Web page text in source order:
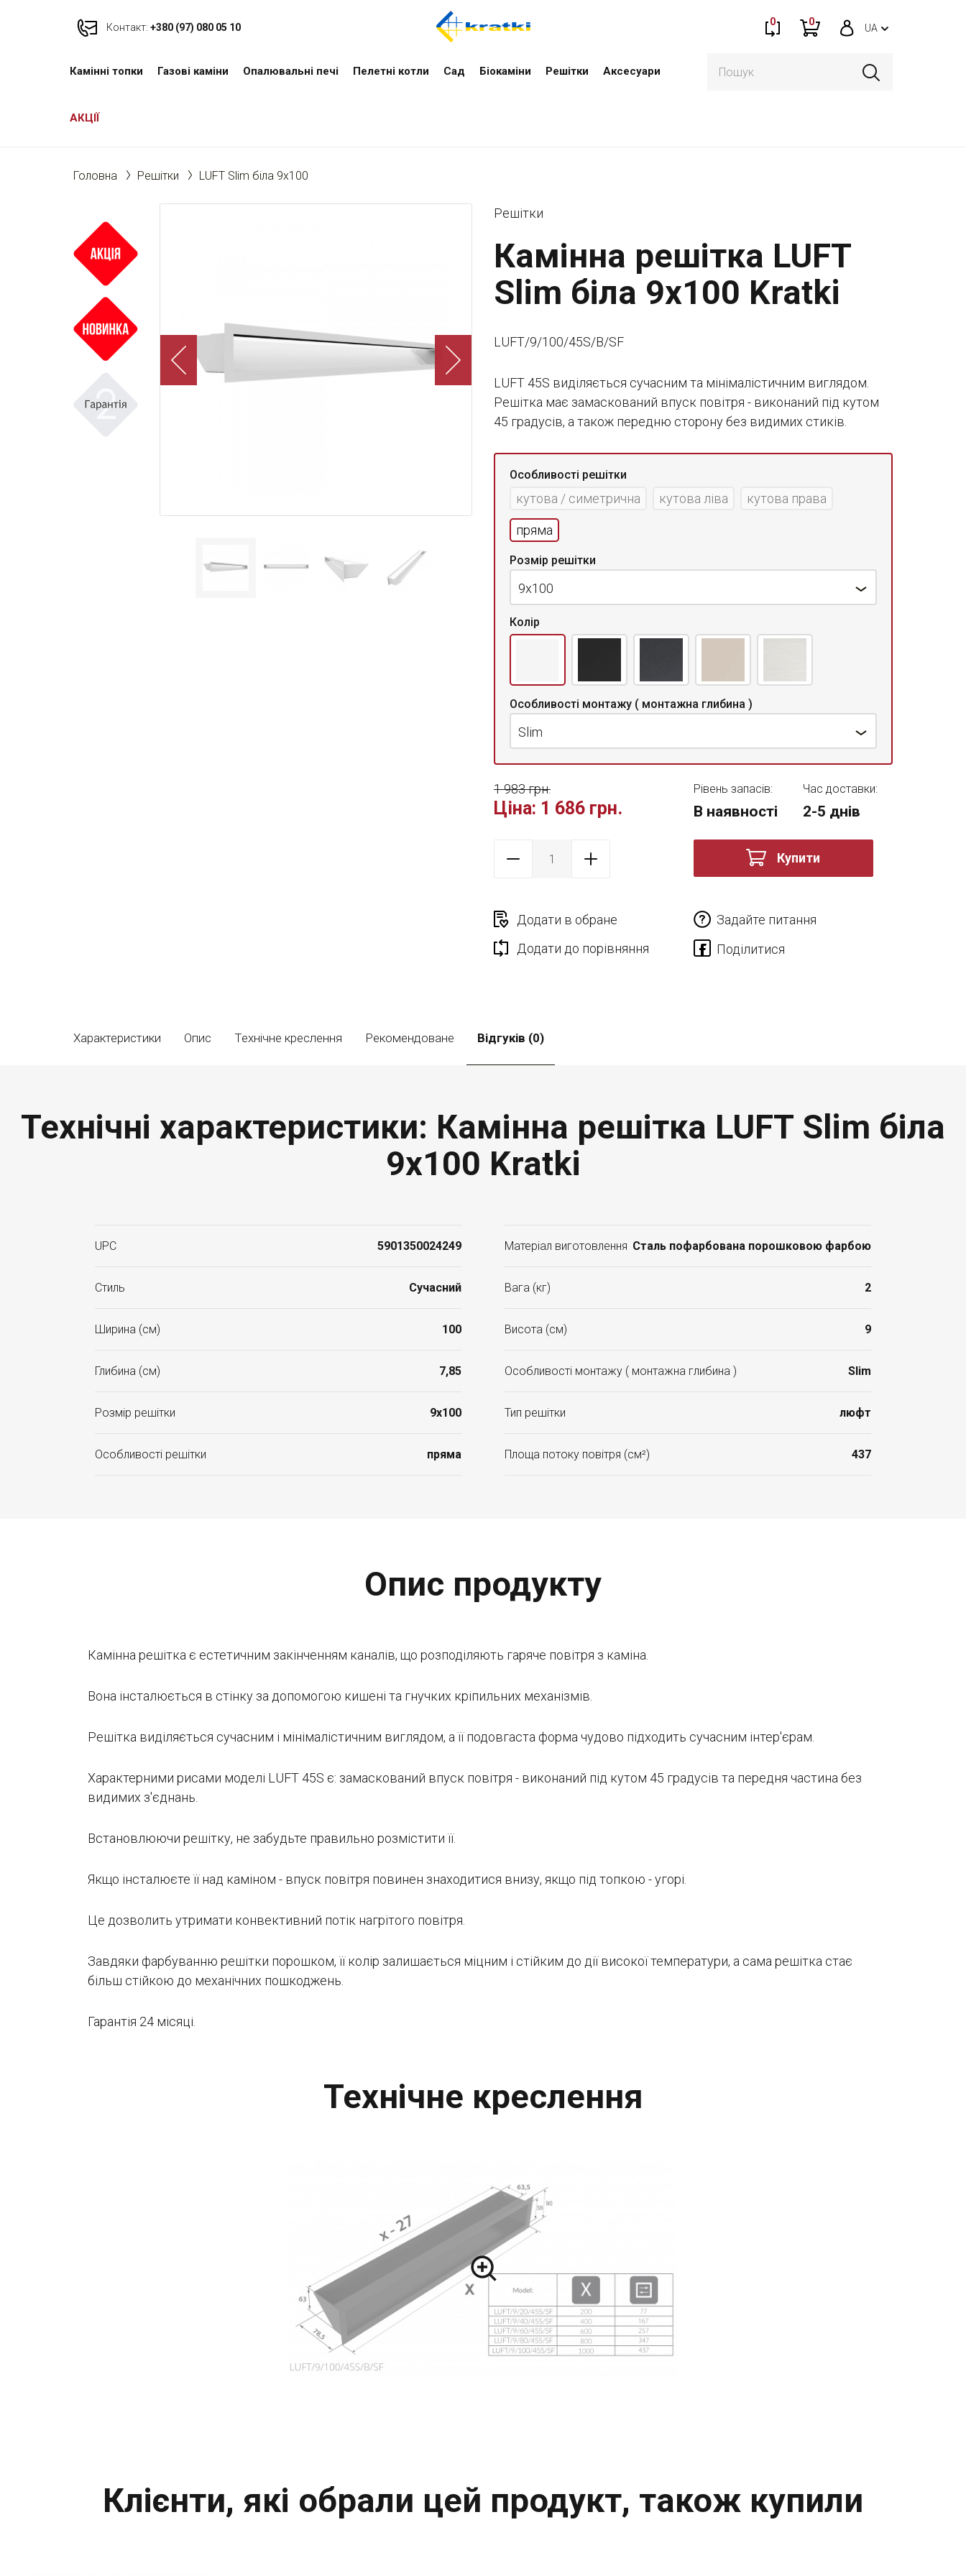
Контакт: +380 (97) 080 05 10 0 0
UA
Камінні топки Газові каміни Опалювальні печі Пелетні котли Cад Біокаміни Решітки Аксесуари
АКЦІЇ
Головна Решітки LUFT Slim біла 9x100
Решітки
Камінна решітка LUFT
Slim біла 9x100 Kratki
LUFT/9/100/45S/B/SF
LUFT 45S виділяється сучасним та мінімалістичним виглядом.
Решітка має замаскований впуск повітря - виконаний під кутом
45 градусів, а також передню сторону без видимих стиків.
Особливості решітки
кутова / симетрична кутова ліва кутова права
пряма
Розмір решітки
9x100
Колір
Особливості монтажу ( монтажна глибина )
Slim
Ціна: 1 686 грн.
1 983 грн. Рівень запасів:
В наявності
Час доставки:
2-5 днів
Купити
Додати в обране
Задайте питання
Додати до порівняння
Характеристики Опис Технічне креслення Рекомендоване Відгуків (0)
Технічні характеристики: Камінна решітка LUFT Slim біла
9x100 Kratki
UPC 5901350024249 Матеріал виготовлення Сталь пофарбована порошковою фарбою
Стиль Cучасний Вага (кг) 2
Ширина (см) 100 Висота (см) 9
Глибина (см) 7,85 Особливості монтажу ( монтажна глибина ) Slim
Розмір решітки 9x100 Тип решітки люфт
Особливості решітки пряма Площа потоку повітря (см²) 437
Опис продукту
Камінна решітка є естетичним закінченням каналів, що розподіляють гаряче повітря з каміна.
Вона інсталюється в стінку за допомогою кишені та гнучких кріпильних механізмів.
Решітка виділяється сучасним і мінімалістичним виглядом, а її подовгаста форма чудово підходить сучасним інтер'єрам.
Характерними рисами моделі LUFT 45S є: замаскований впуск повітря - виконаний під кутом 45 градусів та передня частина без
видимих з'єднань.
Встановлюючи решітку, не забудьте правильно розмістити її.
Якщо інсталюєте її над каміном - впуск повітря повинен знаходитися внизу, якщо під топкою - угорі.
Це дозволить утримати конвективний потік нагрітого повітря.
Завдяки фарбуванню решітки порошком, її колір залишається міцним і стійким до дії високої температури, а сама решітка стає
більш стійкою до механічних пошкоджень.
Гарантія 24 місяці.
Технічне креслення
Клієнти, які обрали цей продукт, також купили